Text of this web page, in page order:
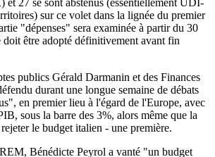
sur ce volet dans la lignée du premier
"dépenses" sera examinée à partir du 30
doit être adopté définitivement avant fin
publics Gérald Darmanin et des Finances
durant une longue semaine de débats
en premier lieu à l'égard de l'Europe, avec
sous la barre des 3%, alors même que la
le budget italien - une première.
Bénédicte Peyrol a vanté "un budget